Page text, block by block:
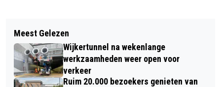
CLUB MINI STARS TRAPT AF MET
VOETBALPLEZIER VOOR DE JONGSTE
KINDEREN IN ALKMAAR
PERSOON UIT HET WATER GEHAALD
DOOR BRANDWEER IN ALKMAAR
Meest Gelezen
Wijkertunnel na wekenlange
werkzaamheden weer open voor
verkeer
Ruim 20.000 bezoekers genieten van